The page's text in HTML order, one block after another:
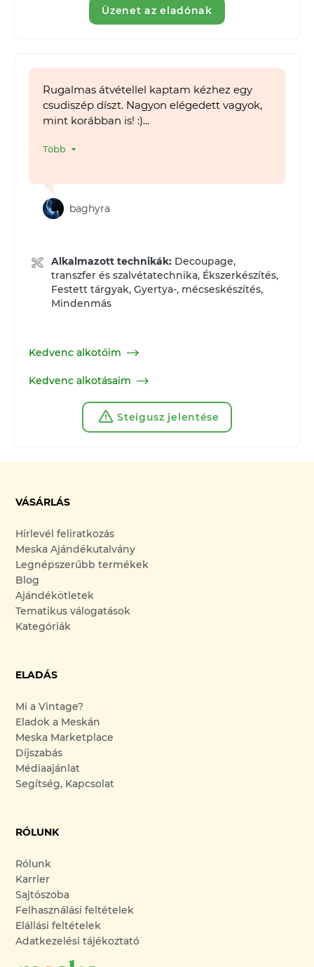
Üzenet az eladónak
Rugalmas átvétellel kaptam kézhez egy
csudiszép díszt. Nagyon elégedett vagyok,
mint korábban is! :)...
Több
baghyra
Alkalmazott technikák: Decoupage,
transzfer és szalvétatechnika, Ékszerkészítés,
Festett tárgyak, Gyertya-, mécseskészítés,
Mindenmás
Kedvenc alkotóim
Kedvenc alkotásaim
Steigusz jelentése
VÁSÁRLÁS
Hírlevél feliratkozás
Meska Ajándékutalvány
Legnépszerűbb termékek
Blog
Ajándékötletek
Tematikus válogatások
Kategóriák
ELADÁS
Mi a Vintage?
Eladok a Meskán
Meska Marketplace
Díjszabás
Médiaajánlat
Segítség, Kapcsolat
RÓLUNK
Rólunk
Karrier
Sajtószoba
Felhasználási feltételek
Elállási feltételek
Adatkezelési tájékoztató